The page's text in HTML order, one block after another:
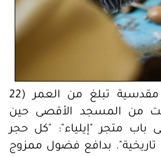
وغيداء محمد، فتاة مقدسية تبلغ من العمر (22
من المسجد الأقصى حين
باب متجر "إيلياء": "كل حجر
بدافع فضول ممزوج